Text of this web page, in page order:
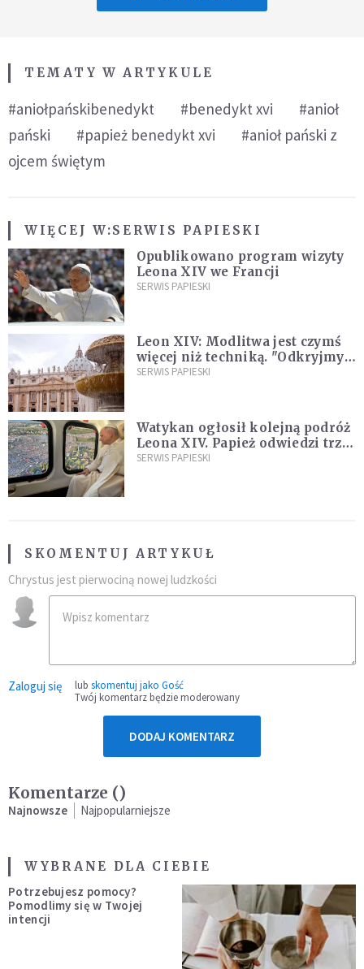
TEMATY W ARTYKULE
#aniołpańskibenedykt #benedykt xvi
#anioł
pański
#papież benedykt xvi
#anioł pański z
ojcem świętym
WIĘCEJ W:SERWIS PAPIESKI
Opublikowano program wizyty
Leona XIV we Francji
SERWIS PAPIESKI
Leon XIV: Modlitwa jest czymś
więcej niż techniką. "Odkryjmy
ją na nowo"
SERWIS PAPIESKI
Watykan ogłosił kolejną podróż
Leona XIV. Papież odwiedzi trzy
kraje Ameryki Południowej
SERWIS PAPIESKI
SKOMENTUJ ARTYKUŁ
Chrystus jest pierwociną nowej ludzkości
Zaloguj się lub skomentuj jako Gość
Twój komentarz będzie moderowany
DODAJ KOMENTARZ
Komentarze ()
Najnowsze Najpopularniejsze
WYBRANE DLA CIEBIE
Potrzebujesz pomocy?
Pomodlimy się w Twojej
intencji